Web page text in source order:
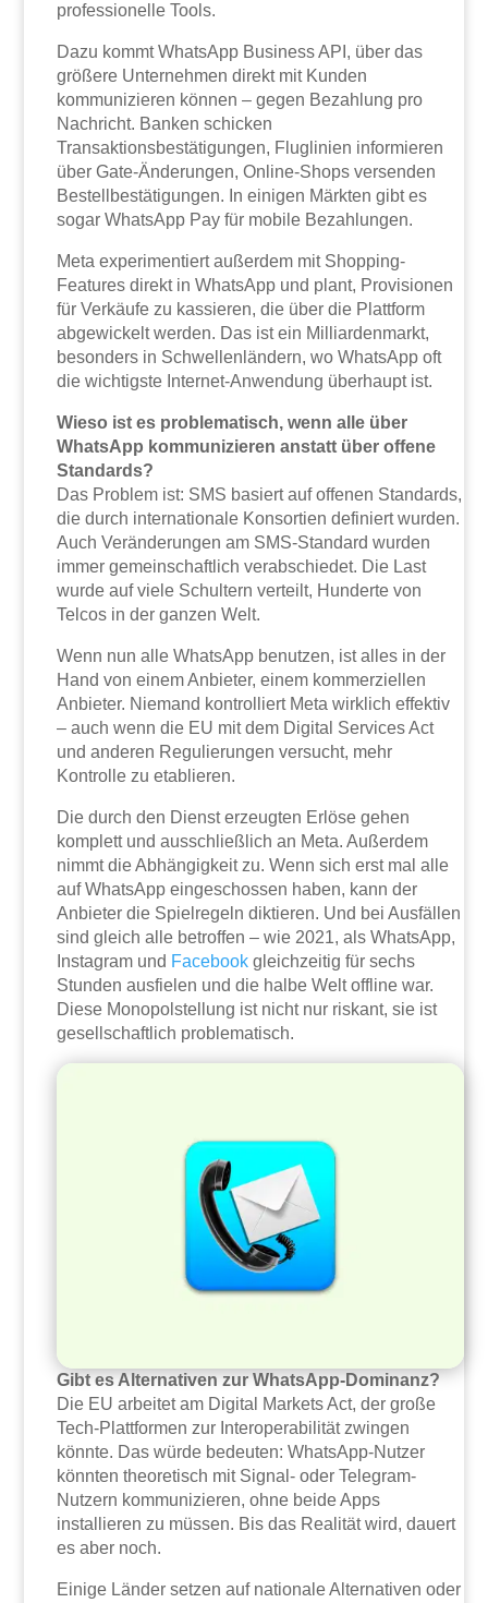
professionelle Tools.
Dazu kommt WhatsApp Business API, über das
größere Unternehmen direkt mit Kunden
kommunizieren können – gegen Bezahlung pro
Nachricht. Banken schicken
Transaktionsbestätigungen, Fluglinien informieren
über Gate-Änderungen, Online-Shops versenden
Bestellbestätigungen. In einigen Märkten gibt es
sogar WhatsApp Pay für mobile Bezahlungen.
Meta experimentiert außerdem mit Shopping-
Features direkt in WhatsApp und plant, Provisionen
für Verkäufe zu kassieren, die über die Plattform
abgewickelt werden. Das ist ein Milliardenmarkt,
besonders in Schwellenländern, wo WhatsApp oft
die wichtigste Internet-Anwendung überhaupt ist.
Wieso ist es problematisch, wenn alle über
WhatsApp kommunizieren anstatt über offene
Standards?
Das Problem ist: SMS basiert auf offenen Standards,
die durch internationale Konsortien definiert wurden.
Auch Veränderungen am SMS-Standard wurden
immer gemeinschaftlich verabschiedet. Die Last
wurde auf viele Schultern verteilt, Hunderte von
Telcos in der ganzen Welt.
Wenn nun alle WhatsApp benutzen, ist alles in der
Hand von einem Anbieter, einem kommerziellen
Anbieter. Niemand kontrolliert Meta wirklich effektiv
– auch wenn die EU mit dem Digital Services Act
und anderen Regulierungen versucht, mehr
Kontrolle zu etablieren.
Die durch den Dienst erzeugten Erlöse gehen
komplett und ausschließlich an Meta. Außerdem
nimmt die Abhängigkeit zu. Wenn sich erst mal alle
auf WhatsApp eingeschossen haben, kann der
Anbieter die Spielregeln diktieren. Und bei Ausfällen
sind gleich alle betroffen – wie 2021, als WhatsApp,
Instagram und Facebook gleichzeitig für sechs
Stunden ausfielen und die halbe Welt offline war.
Diese Monopolstellung ist nicht nur riskant, sie ist
gesellschaftlich problematisch.
Gibt es Alternativen zur WhatsApp-Dominanz?
Die EU arbeitet am Digital Markets Act, der große
Tech-Plattformen zur Interoperabilität zwingen
könnte. Das würde bedeuten: WhatsApp-Nutzer
könnten theoretisch mit Signal- oder Telegram-
Nutzern kommunizieren, ohne beide Apps
installieren zu müssen. Bis das Realität wird, dauert
es aber noch.
Einige Länder setzen auf nationale Alternativen oder